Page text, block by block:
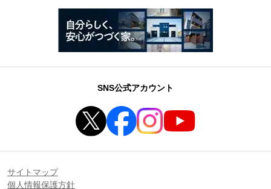
SNS公式アカウント
サイトマップ
個人情報保護方針